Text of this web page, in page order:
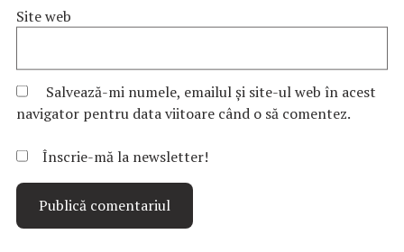
Site web
Salvează-mi numele, emailul și site-ul web în acest
navigator pentru data viitoare când o să comentez.
Înscrie-mă la newsletter!